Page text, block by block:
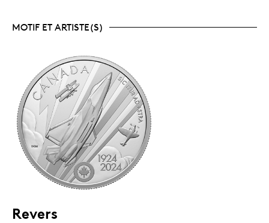
MOTIF ET ARTISTE(S)
Revers